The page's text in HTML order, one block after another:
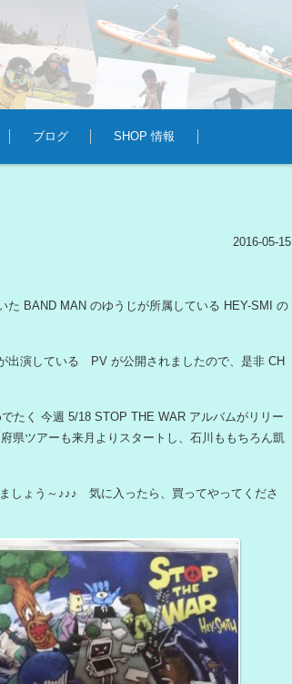
ブログ SHOP 情報
2016-05-15
た BAND MAN のゆうじが所属している HEY-SMI の
演している PV が公開されましたので、是非 CH
たく 今週 5/18 STOP THE WAR アルバムがリリー
県ツアーも来月よりスタートし、石川ももちろん凱
しょう～♪♪♪ 気に入ったら、買ってやってくださ